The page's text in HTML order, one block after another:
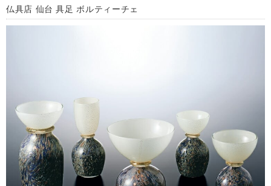
仏具店 仙台 具足 ボルティーチェ